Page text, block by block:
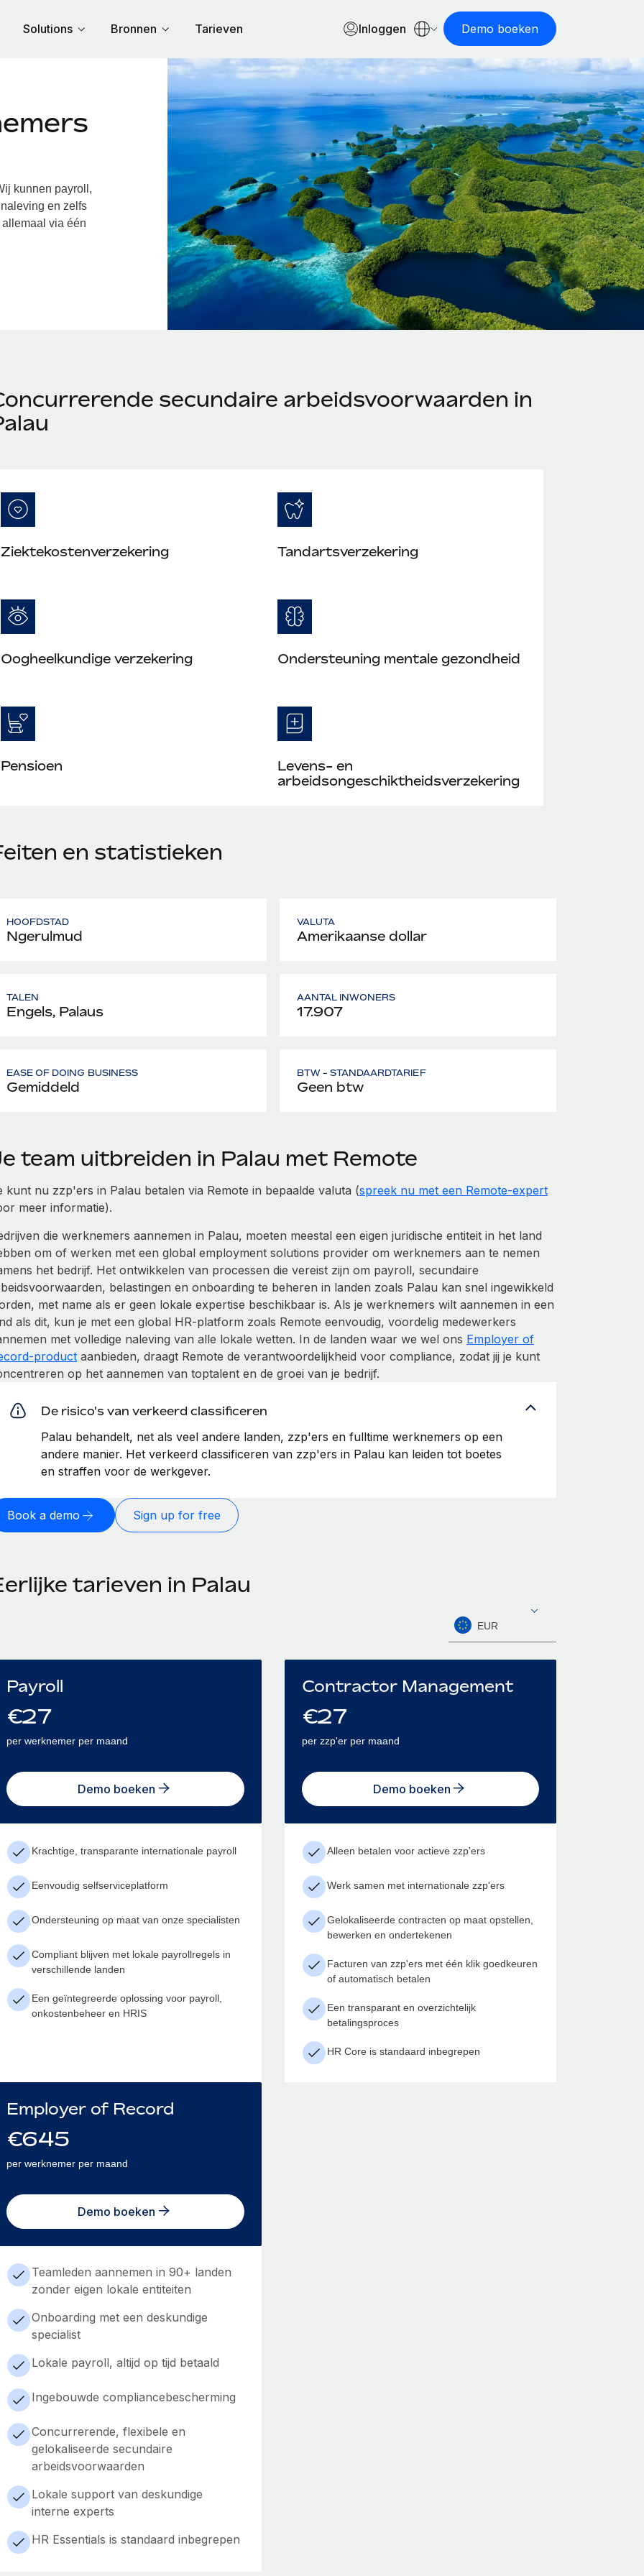
Solutions Bronnen Tarieven Inloggen Demo boeken
kunnen payroll,
en zelfs
via één
secundaire arbeidsvoorwaarden in
Ziektekostenverzekering Tandartsverzekering
Oogheelkundige verzekering Ondersteuning mentale gezondheid
Pensioen
Levens- en
arbeidsongeschiktheidsverzekering
en statistieken
HOOFDSTAD
Ngerulmud
VALUTA
Amerikaanse dollar
TALEN
Engels, Palaus
AANTAL INWONERS
17.907
EASE OF DOING BUSINESS
Gemiddeld
BTW - STANDAARDTARIEF
Geen btw
team uitbreiden in Palau met Remote
kunt nu zzp'ers in Palau betalen via Remote in bepaalde valuta (spreek nu met een Remote-expert
meer informatie).
die werknemers aannemen in Palau, moeten meestal een eigen juridische entiteit in het land
om of werken met een global employment solutions provider om werknemers aan te nemen
het bedrijf. Het ontwikkelen van processen die vereist zijn om payroll, secundaire
belastingen en onboarding te beheren in landen zoals Palau kan snel ingewikkeld
met name als er geen lokale expertise beschikbaar is. Als je werknemers wilt aannemen in een
als dit, kun je met een global HR-platform zoals Remote eenvoudig, voordelig medewerkers
met volledige naleving van alle lokale wetten. In de landen waar we wel ons Employer of
productaanbieden, draagt Remote de verantwoordelijkheid voor compliance, zodat jij je kunt
op het aannemen van toptalent en de groei van je bedrijf.
De risico's van verkeerd classificeren
Palau behandelt, net als veel andere landen, zzp'ers en fulltime werknemers op een
andere manier. Het verkeerd classificeren van zzp'ers in Palau kan leiden tot boetes
en straffen voor de werkgever.
Book a demo Sign up for free
tarieven in Palau
EUR
Payroll
€27
per werknemer per maand
Demo boeken
Krachtige, transparante internationale payroll
Eenvoudig selfserviceplatform
Ondersteuning op maat van onze specialisten
Compliant blijven met lokale payrollregels in
verschillende landen
Een geïntegreerde oplossing voor payroll,
onkostenbeheer en HRIS
Contractor Management
€27
per zzp'er per maand
Demo boeken
Alleen betalen voor actieve zzp'ers
Werk samen met internationale zzp'ers
Gelokaliseerde contracten op maat opstellen,
bewerken en ondertekenen
Facturen van zzp'ers met één klik goedkeuren
of automatisch betalen
Een transparant en overzichtelijk
betalingsproces
HR Core is standaard inbegrepen
Employer of Record
€645
per werknemer per maand
Demo boeken
Teamleden aannemen in 90+ landen
zonder eigen lokale entiteiten
Onboarding met een deskundige
specialist
Lokale payroll, altijd op tijd betaald
Ingebouwde compliancebescherming
Concurrerende, flexibele en
gelokaliseerde secundaire
arbeidsvoorwaarden
Lokale support van deskundige
interne experts
HR Essentials is standaard inbegrepen